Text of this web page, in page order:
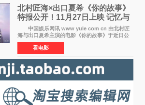
北村匠海×出口夏希《你的故事》
特报公开！11月27日上映 记忆与
初恋的奇幻交织
中国娱乐网讯 www yule com cn 由北村匠
海与出口夏希主演的电影《你的故事》于近日公
开特报影像，正式定档11月27日上映。 本片
改编自三秋缒同名小说，编剧由曾执笔《孤独摇
滚！》的吉田惠
看电影